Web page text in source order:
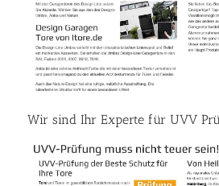
Wir sind Ihr Experte für UVV